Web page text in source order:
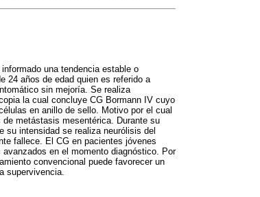
una tendencia estable o
24 años de edad quien es referido a
sin mejoría. Se realiza
la cual concluye CG Bormann IV cuyo
en anillo de sello. Motivo por el cual
metástasis mesentérica. Durante su
su intensidad se realiza neurólisis del
fallece. El CG en pacientes jóvenes
en el momento diagnóstico. Por
convencional puede favorecer un
supervivencia.